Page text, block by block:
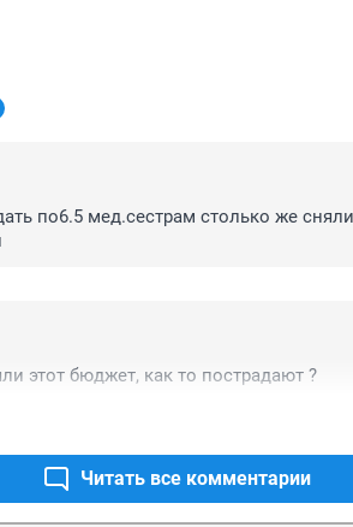
по6.5 мед.сестрам столько же
этот бюджет, как то пострадают ?
Читать все комментарии